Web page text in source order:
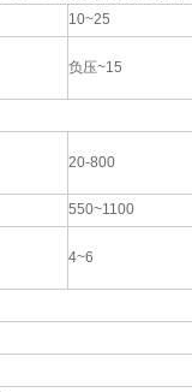
10~25
负压~15
20-800
550~1100
4~6